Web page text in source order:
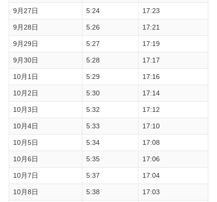
9月27日 5:24 17:23
9月28日 5:26 17:21
9月29日 5:27 17:19
9月30日 5:28 17:17
10月1日 5:29 17:16
10月2日 5:30 17:14
10月3日 5:32 17:12
10月4日 5:33 17:10
10月5日 5:34 17:08
10月6日 5:35 17:06
10月7日 5:37 17:04
10月8日 5:38 17:03